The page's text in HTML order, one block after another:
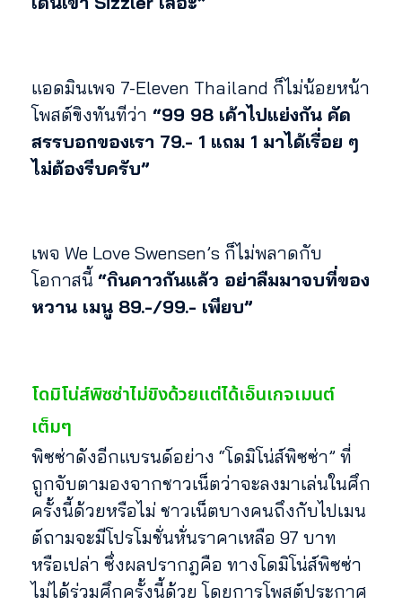
แอดมินเพจ 7-Eleven Thailand ก็ไม่น้อยหน้า
โพสต์ขิงทันทีว่า “99 98 เค้าไปแย่งกัน คัด
สรรบอกของเรา 79.- 1 แถม 1 มาได้เรื่อย ๆ
ไม่ต้องรีบครับ”
เพจ We Love Swensen’s ก็ไม่พลาดกับ
โอกาสนี้ “กินคาวกันแล้ว อย่าลืมมาจบที่ของ
หวาน เมนู 89.-/99.- เพียบ”
โดมิโน่ส์พิซซ่าไม่ขิงด้วยแต่ได้เอ็นเกจเมนต์
เต็มๆ
พิซซ่าดังอีกแบรนด์อย่าง “โดมิโน่ส์พิซซ่า” ที่
ถูกจับตามองจากชาวเน็ตว่าจะลงมาเล่นในศึก
ครั้งนี้ด้วยหรือไม่ ชาวเน็ตบางคนถึงกับไปเมน
ต์ถามจะมีโปรโมชั่นหั่นราคาเหลือ 97 บาท
หรือเปล่า ซึ่งผลปรากฎคือ ทางโดมิโน่ส์พิซซ่า
ไม่ได้ร่วมศึกครั้งนี้ด้วย โดยการโพสต์ประกาศ